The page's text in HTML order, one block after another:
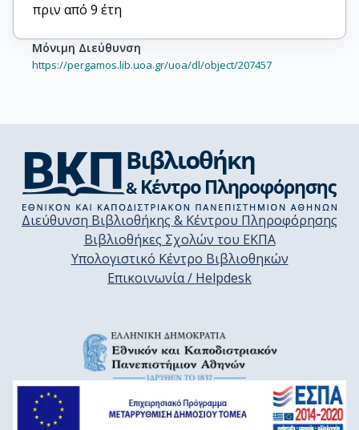
πριν από 9 έτη
Μόνιμη Διεύθυνση
https://pergamos.lib.uoa.gr/uoa/dl/object/207457
Διεύθυνση Βιβλιοθήκης & Κέντρου Πληροφόρησης
Βιβλιοθήκες Σχολών του ΕΚΠΑ
Υπολογιστικό Κέντρο Βιβλιοθηκών
Επικοινωνία / Helpdesk